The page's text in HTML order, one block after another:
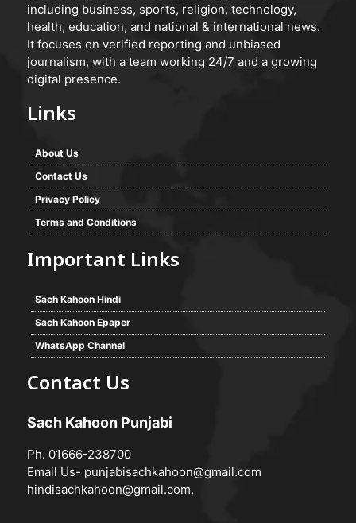
including business, sports, religion, technology,
health, education, and national & international news.
It focuses on verified reporting and unbiased
journalism, with a team working 24/7 and a growing
digital presence.
Links
About Us
Contact Us
Privacy Policy
Terms and Conditions
Important Links
Sach Kahoon Hindi
Sach Kahoon Epaper
WhatsApp Channel
Contact Us
Sach Kahoon Punjabi
Ph. 01666-238700
Email Us- punjabisachkahoon@gmail.com
hindisachkahoon@gmail.com,